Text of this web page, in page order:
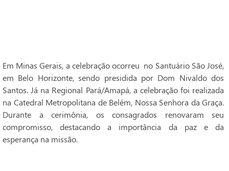
Em Minas Gerais, a celebração ocorreu no Santuário São José,
em Belo Horizonte, sendo presidida por Dom Nivaldo dos
Santos. Já na Regional Pará/Amapá, a celebração foi realizada
na Catedral Metropolitana de Belém, Nossa Senhora da Graça.
Durante a cerimônia, os consagrados renovaram seu
compromisso, destacando a importância da paz e da
esperança na missão.